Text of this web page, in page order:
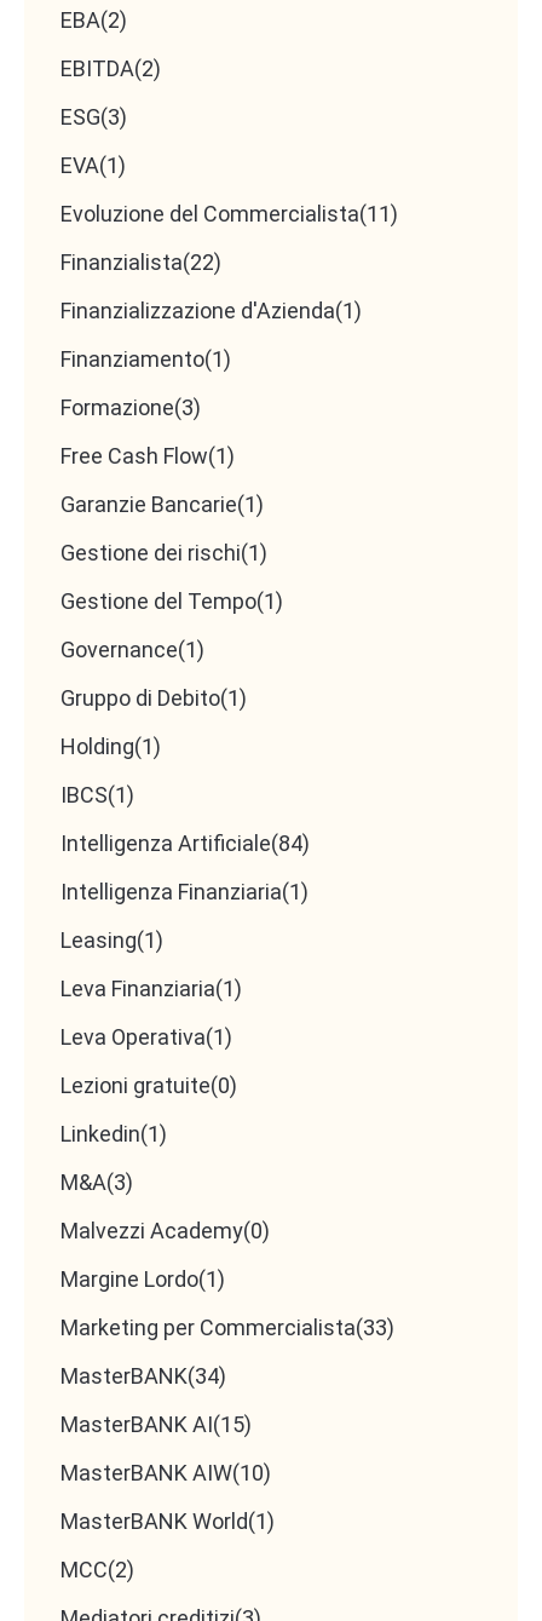
EBA(2)
EBITDA(2)
ESG(3)
EVA(1)
Evoluzione del Commercialista(11)
Finanzialista(22)
Finanzializzazione d'Azienda(1)
Finanziamento(1)
Formazione(3)
Free Cash Flow(1)
Garanzie Bancarie(1)
Gestione dei rischi(1)
Gestione del Tempo(1)
Governance(1)
Gruppo di Debito(1)
Holding(1)
IBCS(1)
Intelligenza Artificiale(84)
Intelligenza Finanziaria(1)
Leasing(1)
Leva Finanziaria(1)
Leva Operativa(1)
Lezioni gratuite(0)
Linkedin(1)
M&A(3)
Malvezzi Academy(0)
Margine Lordo(1)
Marketing per Commercialista(33)
MasterBANK(34)
MasterBANK AI(15)
MasterBANK AIW(10)
MasterBANK World(1)
MCC(2)